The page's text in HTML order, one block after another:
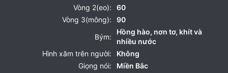
Vòng 2(eo):
60
Vòng 3(mông):
90
Bým:
Hồng hào, nơn tơ, khít và
nhiều nước
Hình xăm trên người:
Không
Giọng nói:
Miền Bắc